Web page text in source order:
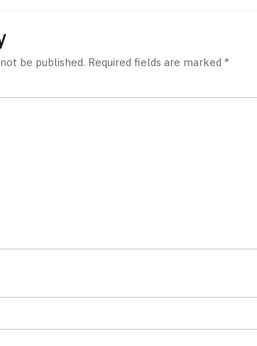
be published. Required fields are marked*